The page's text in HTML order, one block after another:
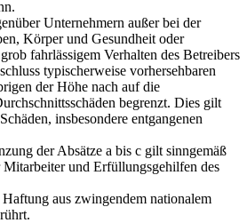
Unternehmern außer bei der
Körper und Gesundheit oder
fahrlässigem Verhalten des Betreibers
typischerweise vorhersehbaren
der Höhe nach auf die
begrenzt. Dies gilt
insbesondere entgangenen
der Absätze a bis c gilt sinngemäß
Mitarbeiter und Erfüllungsgehilfen des
aus zwingendem nationalem